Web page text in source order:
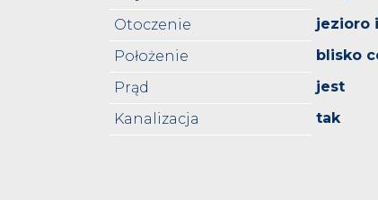
Otoczenie
jezioro
Położenie
blisko
Prąd
jest
Kanalizacja
tak